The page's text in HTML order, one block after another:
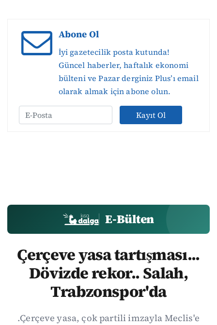
Abone Ol
İyi gazetecilik posta kutunda!
Güncel haberler, haftalık ekonomi
bülteni ve Pazar derginiz Plus’ı email
olarak almak için abone olun.
Kayıt Ol
E-Bülten
Çerçeve yasa tartışması...
Dövizde rekor.. Salah,
Trabzonspor'da
.Çerçeve yasa, çok partili imzayla Meclis'e